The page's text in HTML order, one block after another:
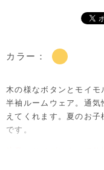
カラー：
木の様なボタンとモイ
半袖ルームウェア。通
えてくれます。夏のお
です。